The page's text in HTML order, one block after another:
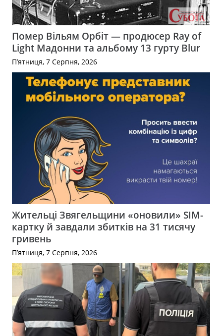
Помер Вільям Орбіт — продюсер Ray of
Light Мадонни та альбому 13 гурту Blur
П’ятниця, 7 Серпня, 2026
Жительці Звягельщини «оновили» SIM-
картку й завдали збитків на 31 тисячу
гривень
П’ятниця, 7 Серпня, 2026